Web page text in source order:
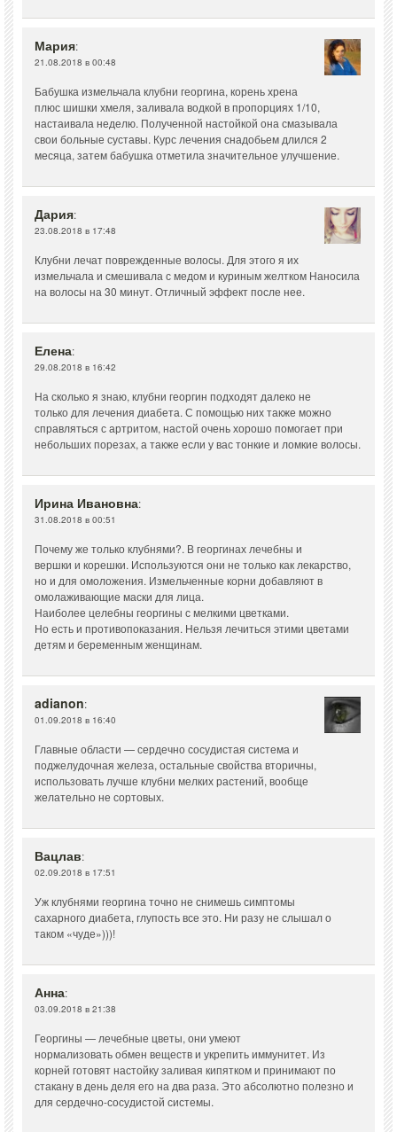
Мария:
21.08.2018 в 00:48
Бабушка измельчала клубни георгина, корень хрена
плюс шишки хмеля, заливала водкой в пропорциях 1/10,
настаивала неделю. Полученной настойкой она смазывала
свои больные суставы. Курс лечения снадобьем длился 2
месяца, затем бабушка отметила значительное улучшение.
Дария:
23.08.2018 в 17:48
Клубни лечат поврежденные волосы. Для этого я их
измельчала и смешивала с медом и куриным желтком Наносила
на волосы на 30 минут. Отличный эффект после нее.
Елена:
29.08.2018 в 16:42
На сколько я знаю, клубни георгин подходят далеко не
только для лечения диабета. С помощью них также можно
справляться с артритом, настой очень хорошо помогает при
небольших порезах, а также если у вас тонкие и ломкие волосы.
Ирина Ивановна:
31.08.2018 в 00:51
Почему же только клубнями?. В георгинах лечебны и
вершки и корешки. Используются они не только как лекарство,
но и для омоложения. Измельченные корни добавляют в
омолаживающие маски для лица.
Наиболее целебны георгины с мелкими цветками.
Но есть и противопоказания. Нельзя лечиться этими цветами
детям и беременным женщинам.
adianon:
01.09.2018 в 16:40
Главные области — сердечно сосудистая система и
поджелудочная железа, остальные свойства вторичны,
использовать лучше клубни мелких растений, вообще
желательно не сортовых.
Вацлав:
02.09.2018 в 17:51
Уж клубнями георгина точно не снимешь симптомы
сахарного диабета, глупость все это. Ни разу не слышал о
таком «чуде»)))!
Анна:
03.09.2018 в 21:38
Георгины — лечебные цветы, они умеют
нормализовать обмен веществ и укрепить иммунитет. Из
корней готовят настойку заливая кипятком и принимают по
стакану в день деля его на два раза. Это абсолютно полезно и
для сердечно-сосудистой системы.